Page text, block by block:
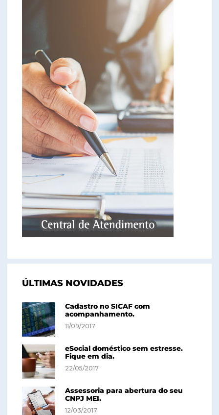
ÚLTIMAS NOVIDADES
Cadastro no SICAF com
acompanhamento.
11/09/2017
eSocial doméstico sem estresse.
Fique em dia.
22/05/2017
Assessoria para abertura do seu
CNPJ MEI.
12/03/2017